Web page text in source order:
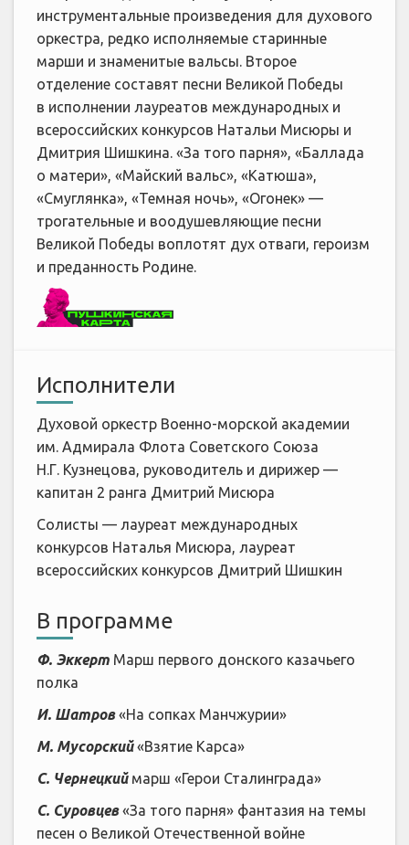
инструментальные произведения для духового
оркестра, редко исполняемые старинные
марши и знаменитые вальсы. Второе
отделение составят песни Великой Победы
в исполнении лауреатов международных и
всероссийских конкурсов Натальи Мисюры и
Дмитрия Шишкина. «За того парня», «Баллада
о матери», «Майский вальс», «Катюша»,
«Смуглянка», «Темная ночь», «Огонек» —
трогательные и воодушевляющие песни
Великой Победы воплотят дух отваги, героизм
и преданность Родине.
Исполнители
Духовой оркестр Военно-морской академии
им. Адмирала Флота Советского Союза
Н.Г. Кузнецова, руководитель и дирижер —
капитан 2 ранга Дмитрий Мисюра
Солисты — лауреат международных
конкурсов Наталья Мисюра, лауреат
всероссийских конкурсов Дмитрий Шишкин
В программе
Ф. Эккерт Марш первого донского казачьего
полка
И. Шатров«На сопках Манчжурии»
М. Мусорский«Взятие Карса»
С. Чернецкиймарш «Герои Сталинграда»
С. Суровцев«За того парня» фантазия на темы
песен о Великой Отечественной войне